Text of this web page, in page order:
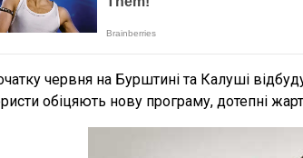
червня на Бурштині та Калуші
обіцяють нову програму, дотепні